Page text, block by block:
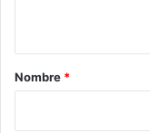
rNombre *